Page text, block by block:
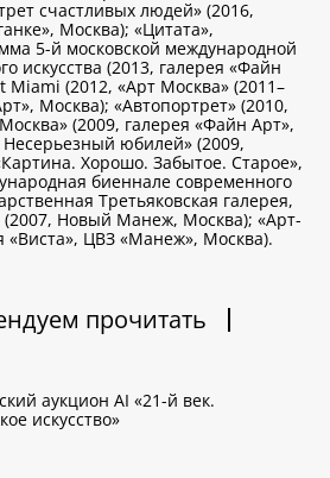
счастливых людей» (2016,
Москва); «Цитата»,
5-й московской международной
искусства (2013, галерея «Файн
(2012, «Арт Москва» (2011–
Москва); «Автопортрет» (2010,
(2009, галерея «Файн Арт»,
юбилей» (2009,
Хорошо. Забытое. Старое»,
биеннале современного
Третьяковская галерея,
(2007, Новый Манеж, Москва); «Арт-
«Виста», ЦВЗ «Манеж», Москва).
прочитать
аукцион AI «21-й век.
искусство»